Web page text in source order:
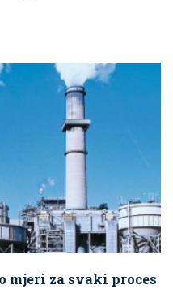
mjeri za svaki proces